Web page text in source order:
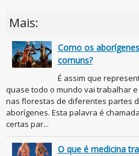
Mais:
Como os
comuns?
É assim que
quase todo o mundo vai trabalhar
nas florestas de diferentes partes
aborígenes. Esta palavra é
certas par...
O que é medicina